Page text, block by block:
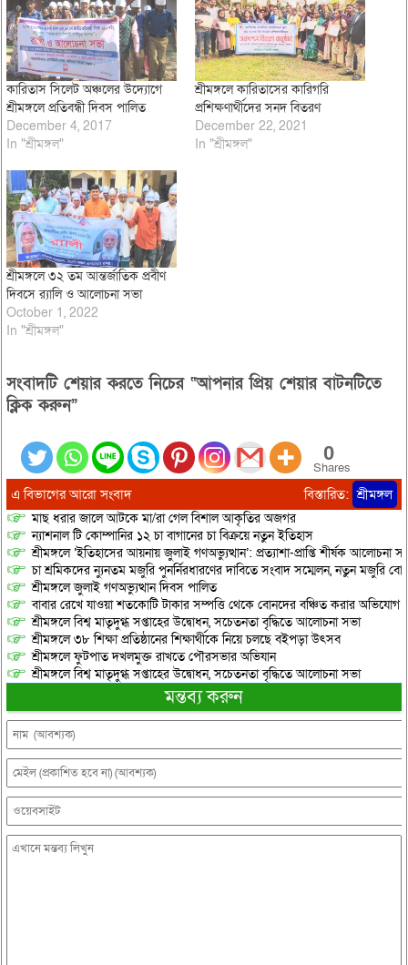
কারিতাস সিলেট অঞ্চলের উদ্যোগে
শ্রীমঙ্গলে প্রতিবন্ধী দিবস পালিত
December 4, 2017
In "শ্রীমঙ্গল"
শ্রীমঙ্গলে কারিতাসের কারিগরি
প্রশিক্ষণার্থীদের সনদ বিতরণ
December 22, 2021
In "শ্রীমঙ্গল"
শ্রীমঙ্গলে ৩২ তম আন্তর্জাতিক প্রবীণ
দিবসে র‌্যালি ও আলোচনা সভা
October 1, 2022
In "শ্রীমঙ্গল"
সংবাদটি শেয়ার করতে নিচের “আপনার প্রিয় শেয়ার বাটনটিতে
ক্লিক করুন”
0
Shares
এ বিভাগের আরো সংবাদ বিস্তারিত: শ্রীমঙ্গল
মাছ ধরার জালে আটকে মা/রা গেল বিশাল আকৃতির অজগর
ন্যাশনাল টি কোম্পানির ১২ চা বাগানের চা বিক্রয়ে নতুন ইতিহাস
শ্রীমঙ্গলে ‘ইতিহাসের আয়নায় জুলাই গণঅভ্যুত্থান’: প্রত্যাশা-প্রাপ্তি শীর্ষক আলোচনা
চা শ্রমিকদের ন্যুনতম মজুরি পুনর্নিরধারণের দাবিতে সংবাদ সম্মেলন, নতুন মজুরি
শ্রীমঙ্গলে জুলাই গণঅভ্যুত্থান দিবস পালিত
বাবার রেখে যাওয়া শতকোটি টাকার সম্পত্তি থেকে বোনদের বঞ্চিত করার অভিযোগ
শ্রীমঙ্গলে বিশ্ব মাতৃদুগ্ধ সপ্তাহের উদ্বোধন, সচেতনতা বৃদ্ধিতে আলোচনা সভা
শ্রীমঙ্গলে ৩৮ শিক্ষা প্রতিষ্ঠানের শিক্ষার্থীকে নিয়ে চলছে বইপড়া উৎসব
শ্রীমঙ্গলে ফুটপাত দখলমুক্ত রাখতে পৌরসভার অভিযান
শ্রীমঙ্গলে বিশ্ব মাতৃদুগ্ধ সপ্তাহের উদ্বোধন, সচেতনতা বৃদ্ধিতে আলোচনা সভা
মন্তব্য করুন